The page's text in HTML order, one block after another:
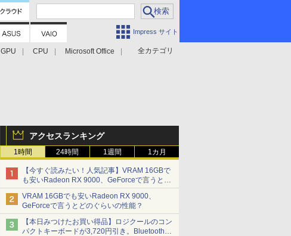
Impress サイト
全カテゴリ
GPU CPU
Microsoft Office
アクセスランキング
1時間 24時間 1週間 1カ月
【今すぐ読みたい！人気記事】VRAM 16GBで
も安いRadeon RX 9000、GeForceで言うとど
のぐらいの性能？ - PC Watch
VRAM 16GBでも安いRadeon RX 9000、
GeForceで言うとどのぐらいの性能？
【本日みつけたお買い得品】ロジクールのコン
パクトキーボードが3,720円引き。Bluetoothで3